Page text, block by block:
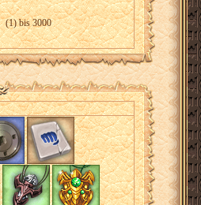
(1) bis 3000